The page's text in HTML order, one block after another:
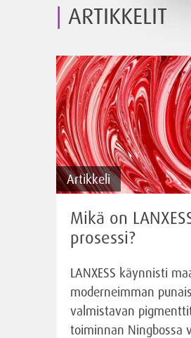
ARTIKKELIT
Artikkeli
Mikä on
prosessi?
LANXESS käynnisti
moderneimman
valmistavan
toiminnan Ningbossa